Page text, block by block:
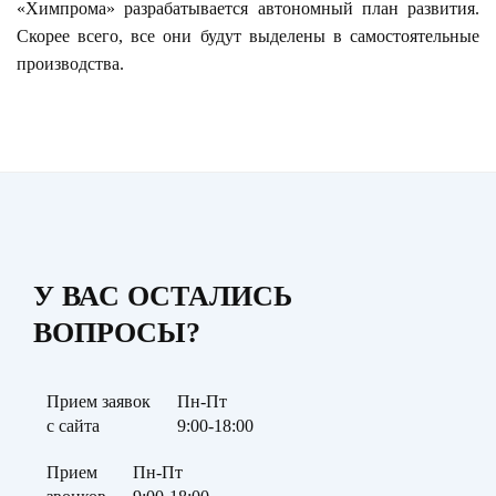
«Химпрома» разрабатывается автономный план развития.
Скорее всего, все они будут выделены в самостоятельные
производства.
У ВАС ОСТАЛИСЬ
ВОПРОСЫ?
Прием заявок
с сайта
Пн-Пт
9:00-18:00
Прием
Пн-Пт